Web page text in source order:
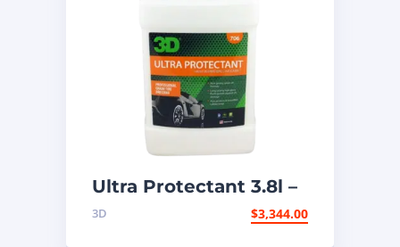
Ultra Protectant 3.8l –
1 Galón
3D $3,344.00